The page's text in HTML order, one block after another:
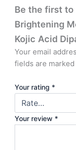
Be the first to
Brightening
Kojic Acid
Your email
fields are marked
Your rating *
Your review *